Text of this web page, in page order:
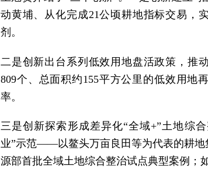
动黄埔、从化完成21公顷耕地指标交易，
剂。
二是创新出台系列低效用地盘活政策，推
809个、总面积约155平方公里的低效用地
率。
三是创新探索形成差异化“全域+”土地综
业”示范——以鳌头万亩良田等为代表的耕地
源部首批全域土地综合整治试点典型案例